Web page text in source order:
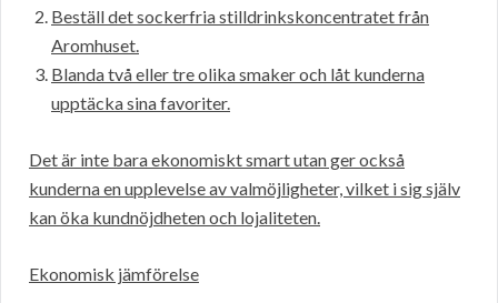
Beställ det sockerfria stilldrinkskoncentratet från
Aromhuset.
Blanda två eller tre olika smaker och låt kunderna
upptäcka sina favoriter.
Det är inte bara ekonomiskt smart utan ger också
kunderna en upplevelse av valmöjligheter, vilket i sig själv
kan öka kundnöjdheten och lojaliteten.
Ekonomisk jämförelse